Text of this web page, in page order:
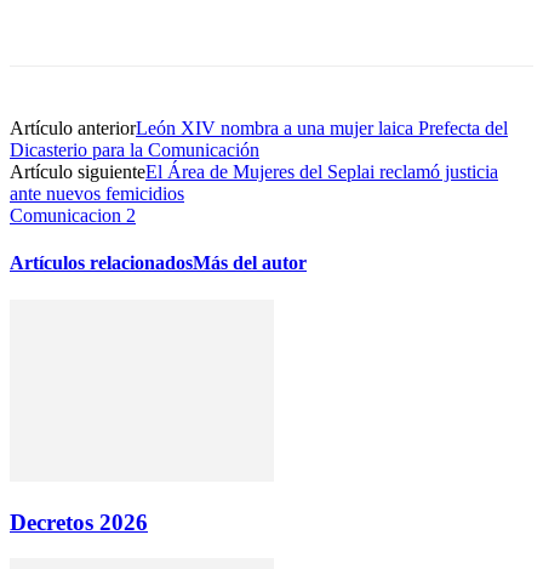
Artículo anteriorLeón XIV nombra a una mujer laica Prefecta del
Dicasterio para la Comunicación
Artículo siguienteEl Área de Mujeres del Seplai reclamó justicia
ante nuevos femicidios
Comunicacion 2
Artículos relacionadosMás del autor
Decretos 2026